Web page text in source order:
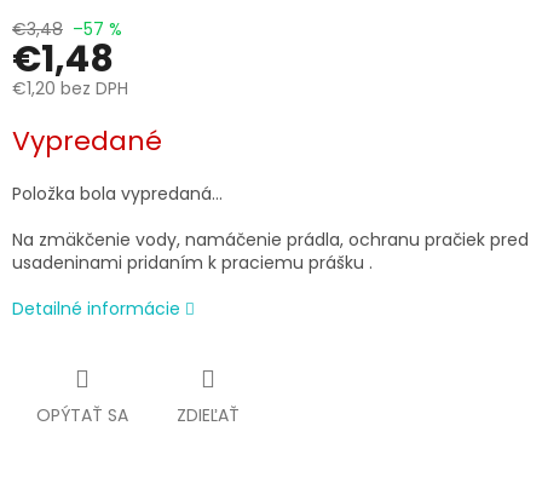
€3,48 –57 %
€1,48
€1,20 bez DPH
cena:
Vypredané
Položka bola vypredaná…
Na zmäkčenie vody, namáčenie prádla, ochranu pračiek pred
usadeninami pridaním k praciemu prášku .
Detailné informácie
OPÝTAŤ SA ZDIEĽAŤ